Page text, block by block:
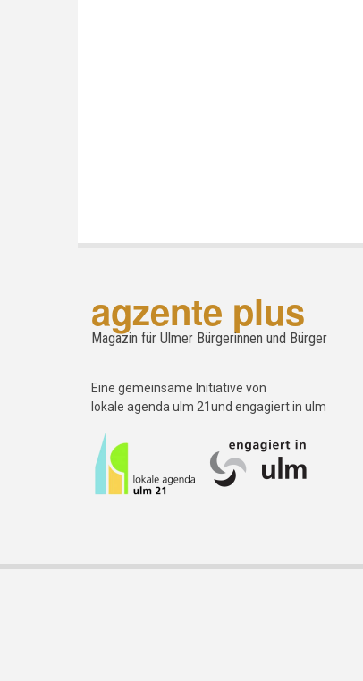
agzente plus
Magazin für Ulmer Bürgerinnen und Bürger
Eine gemeinsame Initiative von
lokale agenda ulm 21und engagiert in ulm